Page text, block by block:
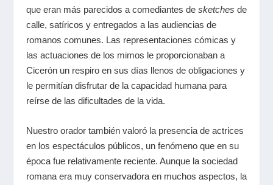
que eran más parecidos a comediantes de sketches de
calle, satíricos y entregados a las audiencias de
romanos comunes. Las representaciones cómicas y
las actuaciones de los mimos le proporcionaban a
Cicerón un respiro en sus días llenos de obligaciones y
le permitían disfrutar de la capacidad humana para
reírse de las dificultades de la vida.
Nuestro orador también valoró la presencia de actrices
en los espectáculos públicos, un fenómeno que en su
época fue relativamente reciente. Aunque la sociedad
romana era muy conservadora en muchos aspectos, la